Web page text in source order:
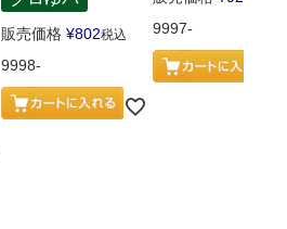
販売価格 ¥802税込
9998-
9997-